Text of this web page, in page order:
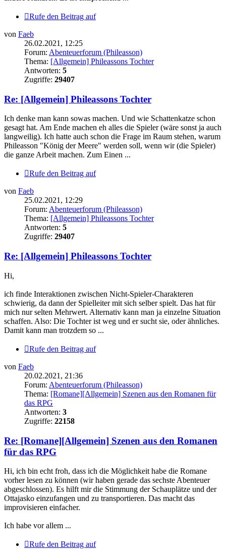
Rufe den Beitrag auf
von Faeb
26.02.2021, 12:25
Forum: Abenteuerforum (Phileasson)
Thema: [Allgemein] Phileassons Tochter
Antworten: 5
Zugriffe: 29407
Re: [Allgemein] Phileassons Tochter
Ich denke man kann sowas machen. Und wie Schattenkatze schon
gesagt hat. Am Ende machen eh alles die Spieler (wäre sonst ja auch
langweilig). Ich hatte auch schon die Frage im Raum stehen, warum
Phileasson "König der Meere" werden soll, wenn wir (die Spieler)
die ganze Arbeit machen. Zum Einen ...
Rufe den Beitrag auf
von Faeb
25.02.2021, 12:29
Forum: Abenteuerforum (Phileasson)
Thema: [Allgemein] Phileassons Tochter
Antworten: 5
Zugriffe: 29407
Re: [Allgemein] Phileassons Tochter
Hi,
ich finde Interaktionen zwischen Nicht-Spieler-Charakteren
schwierig, da dann der Spielleiter mit sich selber spielt. Das hat für
mich nur selten Mehrwert. Alternativ kann man ja einzelne Situation
schaffen. Also: Die Tochter ist weg und er sucht sie, oder ähnliches.
Damit kann man trotzdem so ...
Rufe den Beitrag auf
von Faeb
20.02.2021, 21:36
Forum: Abenteuerforum (Phileasson)
Thema: [Romane][Allgemein] Szenen aus den Romanen für
das RPG
Antworten: 3
Zugriffe: 22158
Re: [Romane][Allgemein] Szenen aus den Romanen
für das RPG
Hi, ich bin echt froh, dass ich die Möglichkeit habe die Romane
vorher lesen zu können (wir haben gerade das sechste Abenteuer
abgeschlossen). Es hilft mir die Stimmung der Schauplätze und der
Ottajasko einzufangen und zu transportieren. Das macht das
improvisieren einfacher.
Ich habe vor allem ...
Rufe den Beitrag auf